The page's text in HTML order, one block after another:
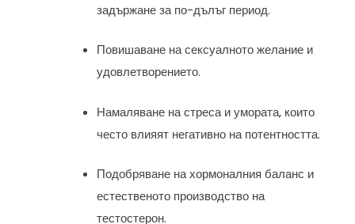
задържане за по-дълъг период.
Повишаване на сексуалното желание и
удовлетворението.
Намаляване на стреса и умората, които
често влияят негативно на потентността.
Подобряване на хормоналния баланс и
естественото производство на
тестостерон.